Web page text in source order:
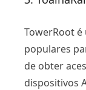
TowerRoot
populares
de obter
dispositivos